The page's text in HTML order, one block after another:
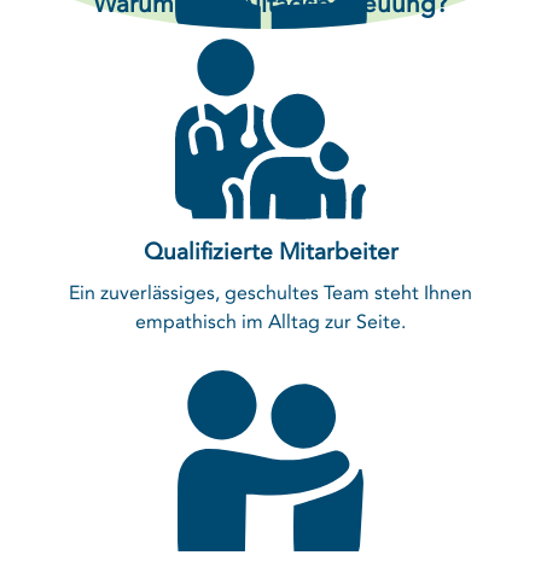
Pflegegrad-Management und
Antragsbegleitung
Ablehnung oder Höherstufung
Haushaltsnahe Dienstleistungen
Individuelle Betreuungsdienste
Qualifizierte Mitarbeiter
Ein zuverlässiges, geschultes Team steht Ihnen
empathisch im Alltag zur Seite.